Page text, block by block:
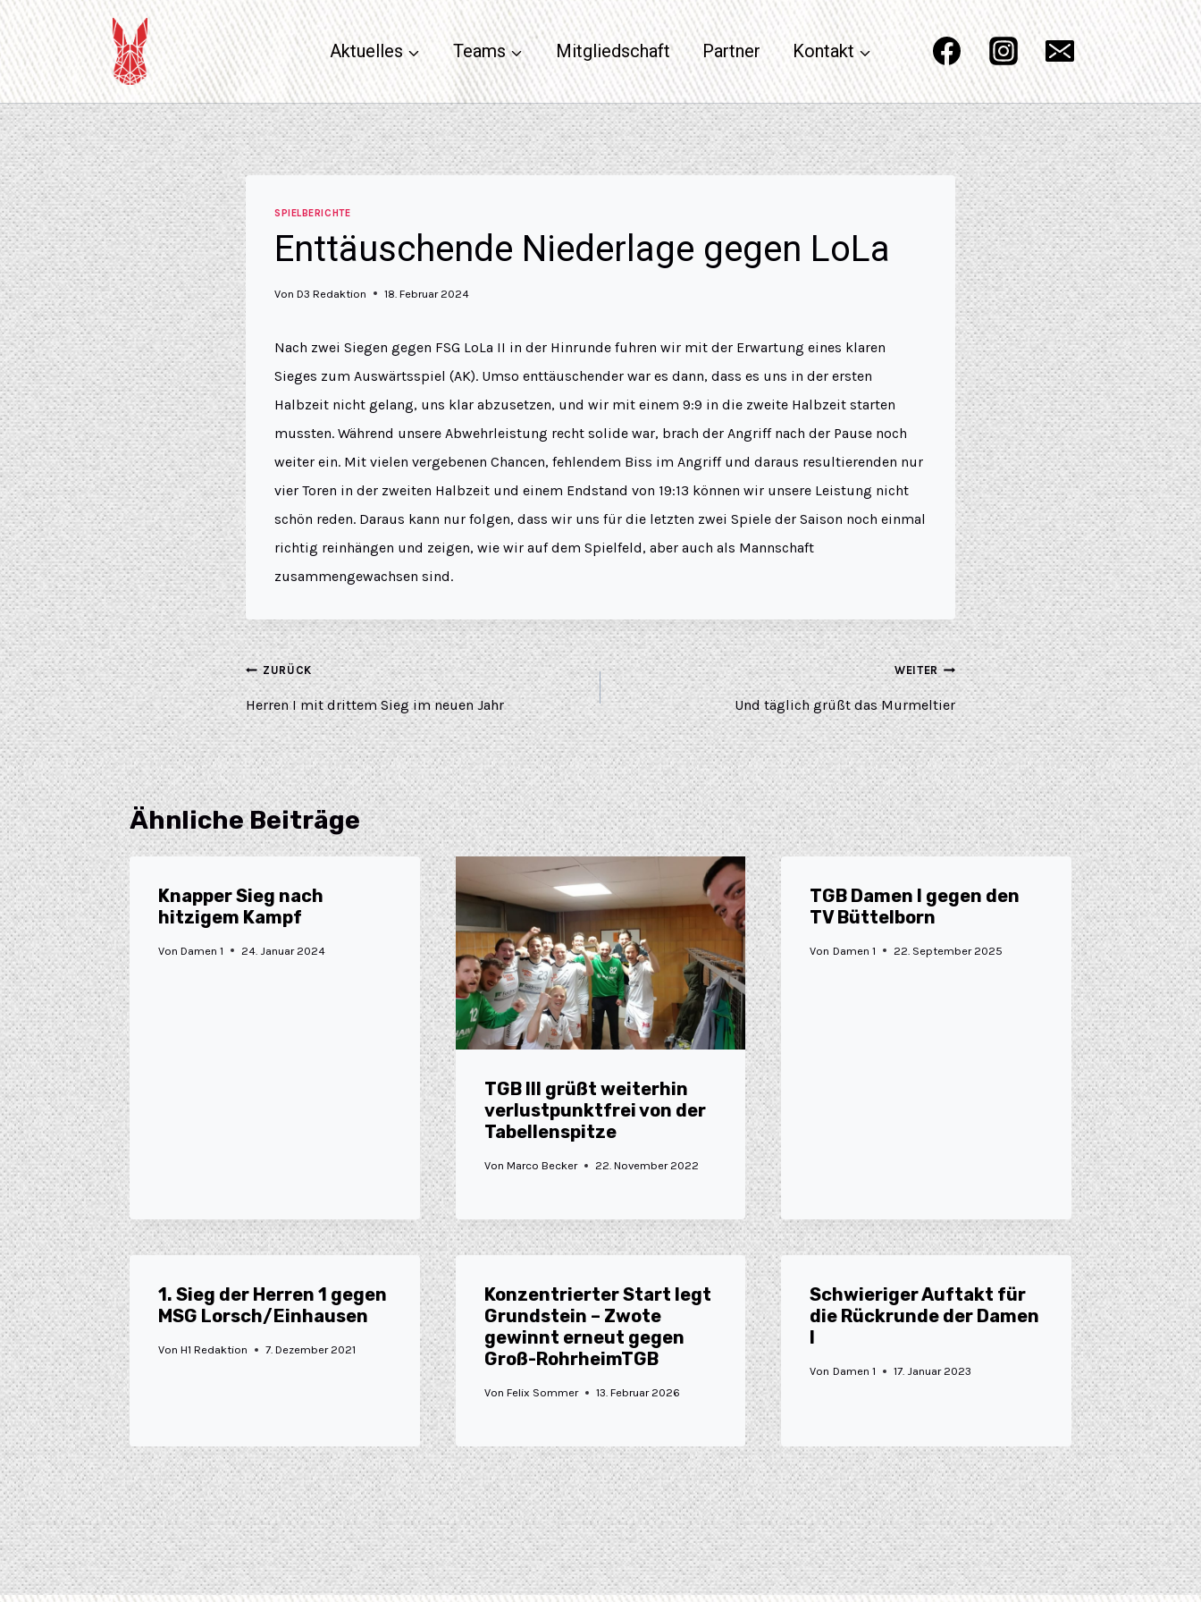
Aktuelles Teams Mitgliedschaft Partner Kontakt
SPIELBERICHTE
Enttäuschende Niederlage gegen LoLa
Von D3 Redaktion 18. Februar 2024
Nach zwei Siegen gegen FSG LoLa II in der Hinrunde fuhren wir mit der Erwartung eines klaren
Sieges zum Auswärtsspiel (AK). Umso enttäuschender war es dann, dass es uns in der ersten
Halbzeit nicht gelang, uns klar abzusetzen, und wir mit einem 9:9 in die zweite Halbzeit starten
mussten. Während unsere Abwehrleistung recht solide war, brach der Angriff nach der Pause noch
weiter ein. Mit vielen vergebenen Chancen, fehlendem Biss im Angriff und daraus resultierenden nur
vier Toren in der zweiten Halbzeit und einem Endstand von 19:13 können wir unsere Leistung nicht
schön reden. Daraus kann nur folgen, dass wir uns für die letzten zwei Spiele der Saison noch einmal
richtig reinhängen und zeigen, wie wir auf dem Spielfeld, aber auch als Mannschaft
zusammengewachsen sind.
ZURÜCK
Herren I mit drittem Sieg im neuen Jahr
WEITER
Und täglich grüßt das Murmeltier
Ähnliche Beiträge
Knapper Sieg nach
hitzigem Kampf
Von Damen 1 24. Januar 2024
TGB III grüßt weiterhin
verlustpunktfrei von der
Tabellenspitze
Von Marco Becker 22. November 2022
TGB Damen I gegen den
TV Büttelborn
Von Damen 1 22. September 2025
1. Sieg der Herren 1 gegen
MSG Lorsch/Einhausen
Von H1 Redaktion 7. Dezember 2021
Konzentrierter Start legt
Grundstein – Zwote
gewinnt erneut gegen
Groß-RohrheimTGB
Von Felix Sommer 13. Februar 2026
Schwieriger Auftakt für
die Rückrunde der Damen
I
Von Damen 1 17. Januar 2023